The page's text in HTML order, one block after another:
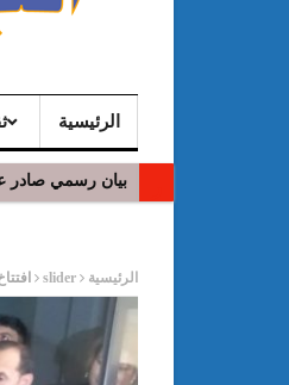
الرئيسية
بيان رسمي صادر
الرئيسية slider